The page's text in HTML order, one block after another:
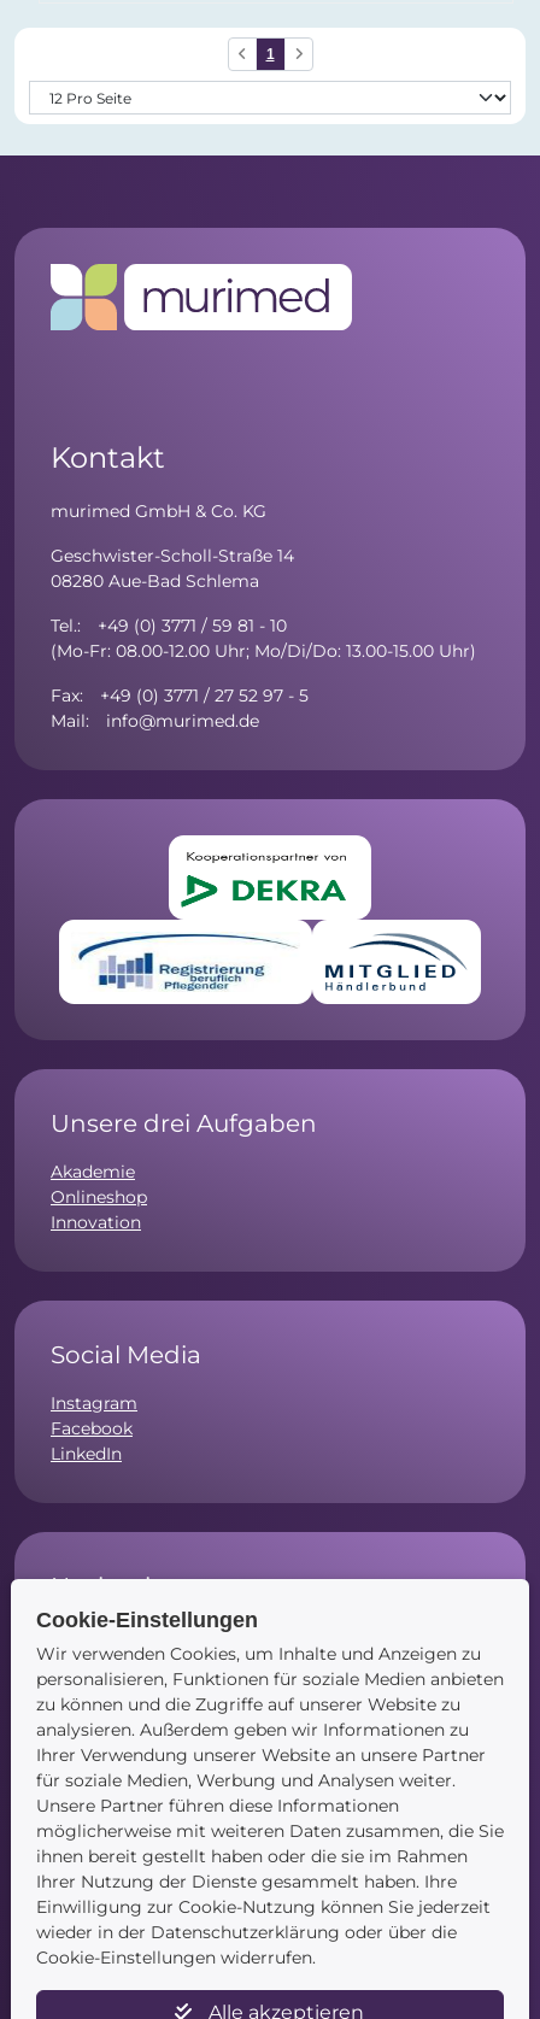
1
Kontakt
murimed GmbH & Co. KG
Geschwister-Scholl-Straße 14
08280 Aue-Bad Schlema
Tel.: +49 (0) 3771 / 59 81 - 10
(Mo-Fr: 08.00-12.00 Uhr; Mo/Di/Do: 13.00-15.00 Uhr)
Fax: +49 (0) 3771 / 27 52 97 - 5
Mail: info@murimed.de
Unsere drei Aufgaben
Akademie
Onlineshop
Innovation
Social Media
Instagram
Facebook
LinkedIn
Navigation
Startseite
Blog
Kontakt
Service
Newsletter
Datenschutz
Cookie-Einstellungen
Wir verwenden Cookies, um Inhalte und Anzeigen zu
personalisieren, Funktionen für soziale Medien anbieten
zu können und die Zugriffe auf unserer Website zu
analysieren. Außerdem geben wir Informationen zu
Ihrer Verwendung unserer Website an unsere Partner
für soziale Medien, Werbung und Analysen weiter.
Unsere Partner führen diese Informationen
möglicherweise mit weiteren Daten zusammen, die Sie
ihnen bereit gestellt haben oder die sie im Rahmen
Ihrer Nutzung der Dienste gesammelt haben. Ihre
Einwilligung zur Cookie-Nutzung können Sie jederzeit
wieder in der Datenschutzerklärung oder über die
Cookie-Einstellungen widerrufen.
Alle akzeptieren